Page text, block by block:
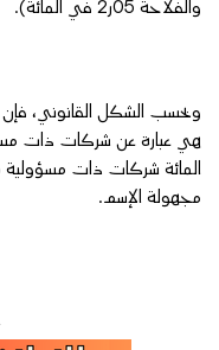
والفلاحة 05ر2 في المائة).
مجهولة الإسم.